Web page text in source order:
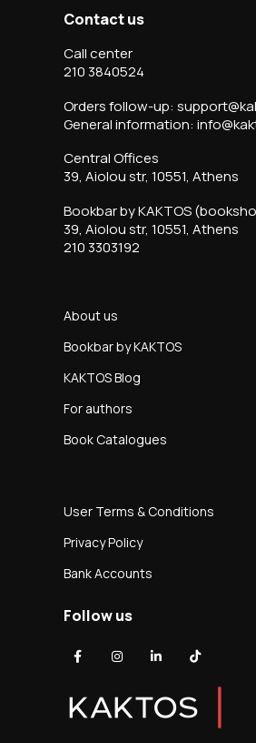
Contact us
Call center
210 3840524
Orders follow-up:
General information:
Central Offices
39, Aiolou str, 10551, Athens
Bookbar by KAKTOS
39, Aiolou str, 10551, Athens
210 3303192
About us
Bookbar by KAKTOS
KAKTOS Blog
For authors
Book Catalogues
User Terms & Conditions
Privacy Policy
Bank Accounts
Follow us